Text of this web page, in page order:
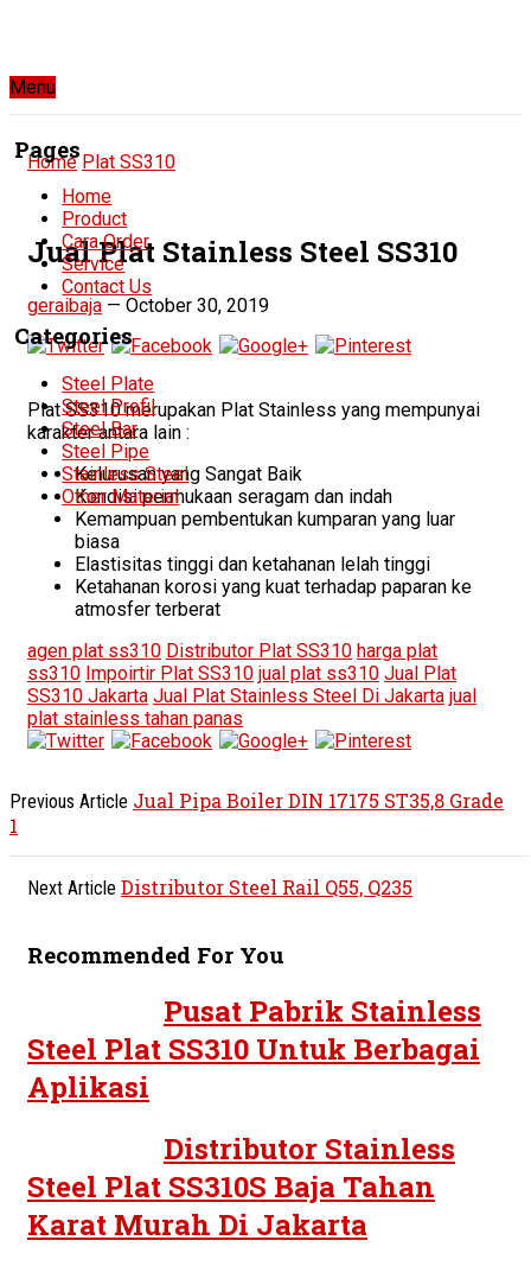
Menu
Pages
Home
Product
Cara Order
Service
Contact Us
Categories
Steel Plate
Steel Profil
Steel Bar
Steel Pipe
Stainless Steel
Other Material
Home Plat SS310
Jual Plat Stainless Steel SS310
geraibaja — October 30, 2019
Plat SS310 merupakan Plat Stainless yang mempunyai
karakter antara lain :
Kelurusan yang Sangat Baik
Kondisi permukaan seragam dan indah
Kemampuan pembentukan kumparan yang luar
biasa
Elastisitas tinggi dan ketahanan lelah tinggi
Ketahanan korosi yang kuat terhadap paparan ke
atmosfer terberat
agen plat ss310 Distributor Plat SS310 harga plat
ss310 Impoirtir Plat SS310 jual plat ss310 Jual Plat
SS310 Jakarta Jual Plat Stainless Steel Di Jakarta jual
plat stainless tahan panas
Previous Article Jual Pipa Boiler DIN 17175 ST35,8 Grade
1
Next Article Distributor Steel Rail Q55, Q235
Recommended For You
Pusat Pabrik Stainless
Steel Plat SS310 Untuk Berbagai
Aplikasi
Distributor Stainless
Steel Plat SS310S Baja Tahan
Karat Murah Di Jakarta